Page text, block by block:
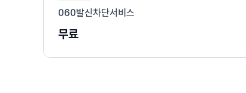
060발신차단서비스
무료